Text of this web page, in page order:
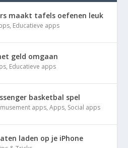
maakt tafels oefenen leuk
, Educatieve apps
geld omgaan
, Educatieve apps
basketbal spel
apps,Apps, Social apps
laden op je iPhone